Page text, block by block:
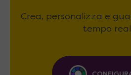
Crea, personalizza e
tempo